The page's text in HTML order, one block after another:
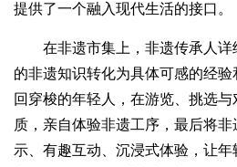
提供了一个融入现代生活的接口。
在非遗市集上，非遗传承人详
的非遗知识转化为具体可感的经
回穿梭的年轻人，在游览、挑选
质，亲自体验非遗工序，最后将
示、有趣互动、沉浸式体验，让